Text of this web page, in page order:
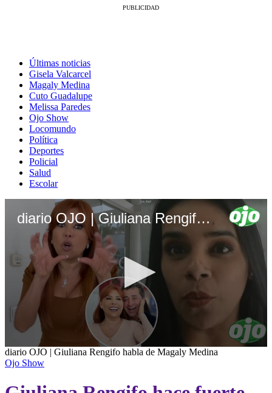
Últimas noticias
Gisela Valcarcel
Magaly Medina
Cuto Guadalupe
Melissa Paredes
Ojo Show
Locomundo
Política
Deportes
Policial
Salud
Escolar
diario OJO | Giuliana Rengifo habla de Magaly Medina
0
seconds
of
minute,
diario OJO | Giuliana Rengifo habla de Magaly Medina
Ojo Show